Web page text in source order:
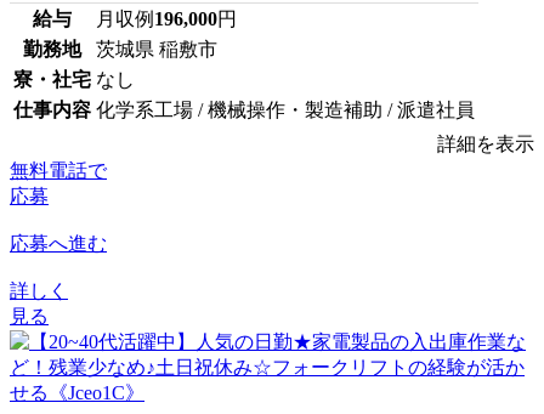
給与 月収例 196,000円
勤務地
茨城県 稲敷市
寮・社宅 なし
仕事内容 化学系工場 / 機械操作・製造補助 / 派遣社員
詳細を表示
無料電話で
応募
応募へ進む
詳しく
見る